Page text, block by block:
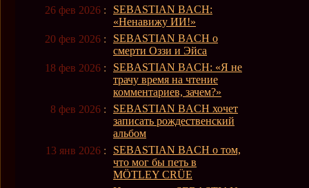
26 фев 2026 :
SEBASTIAN BACH:
«Ненавижу ИИ!»
20 фев 2026 :
SEBASTIAN BACH о
смерти Оззи и Эйса
18 фев 2026 :
SEBASTIAN BACH: «Я не
трачу время на чтение
комментариев, зачем?»
8 фев 2026 :
SEBASTIAN BACH хочет
записать рождественский
альбом
13 янв 2026 :
SEBASTIAN BACH о том,
что мог бы петь в
MÖTLEY CRÜE